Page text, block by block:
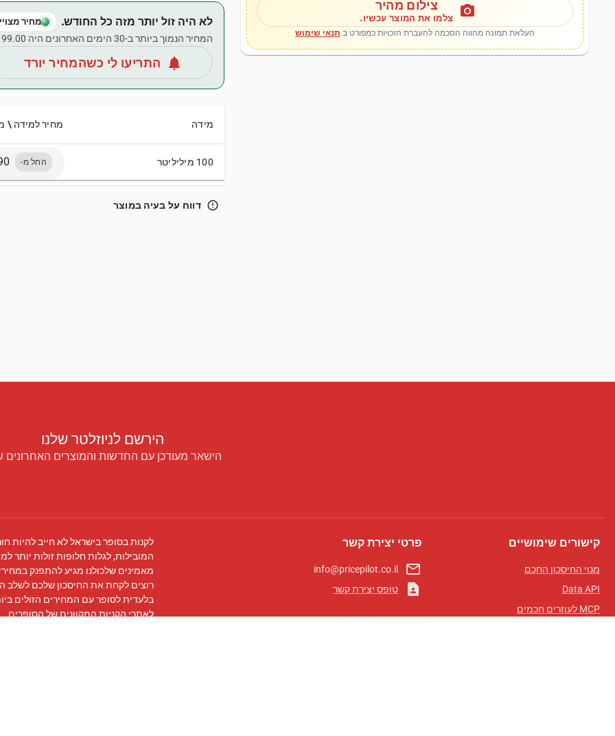
photo_camera צילום מהיר
צלמו את המוצר עכשיו.
העלאת תמונה מהווה הסכמה להעברת הזכויות כמפורט ב תנאי שימוש
לא היה זול יותר מזה כל החודש. מחיר
המחיר הנמוך ביותר ב-30 הימים האחרונים היה ‏99.00 ‏₪.
notifications התריעו לי כשהמחיר יורד
מידה מחיר למידה \
100 מיליליטר החל מ-
error_outline דווח על בעיה במוצר
הירשם לניוזלטר שלנו
הישאר מעודכן עם החדשות והמוצרים האחרונים
קישורים שימושיים
מנוי החיסכון החכם
Data API
MCP לעוזרים חכמים
פרטי יצירת קשר
mail_outline
info@pricepilot.co.il
contact_page טופס יצירת קשר
לקנות בסופר בישראל לא חייב להיות
המובילות, לגלות חלופות זולות יותר
מאמינים שלכולנו מגיע להתפנק
רוצים לקחת את החיסכון שלכם לשלב
בלעדית לסופר עם המחירים הזולים
לאתרי הקניות המקוונים של הסופרים.